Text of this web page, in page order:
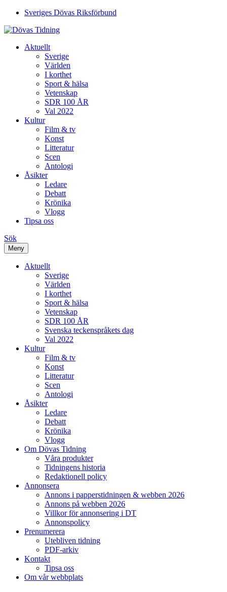
Sveriges Dövas Riksförbund
Aktuellt
Sverige
Världen
I korthet
Sport & hälsa
Vetenskap
SDR 100 ÅR
Val 2022
Kultur
Film & tv
Konst
Litteratur
Scen
Antologi
Åsikter
Ledare
Debatt
Krönika
Vlogg
Tipsa oss
Sök
Meny
Aktuellt
Sverige
Världen
I korthet
Sport & hälsa
Vetenskap
SDR 100 ÅR
Svenska teckenspråkets dag
Val 2022
Kultur
Film & tv
Konst
Litteratur
Scen
Antologi
Åsikter
Ledare
Debatt
Krönika
Vlogg
Om Dövas Tidning
Våra produkter
Tidningens historia
Redaktionell policy
Annonsera
Annons i papperstidningen & webben 2026
Annons på webben 2026
Villkor för annonsering i DT
Annonspolicy
Prenumerera
Utebliven tidning
PDF-arkiv
Kontakt
Tipsa oss
Om vår webbplats